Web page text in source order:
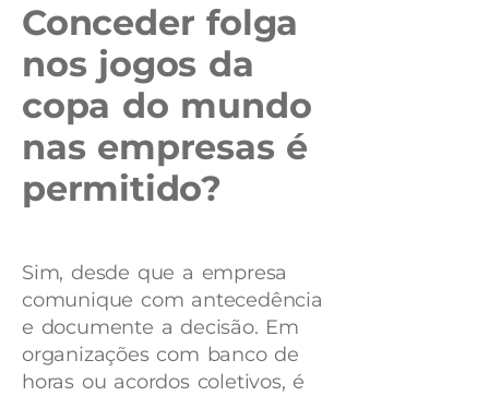
Conceder folga
nos jogos da
copa do mundo
nas empresas é
permitido?
Sim, desde que a empresa
comunique com antecedência
e documente a decisão. Em
organizações com banco de
horas ou acordos coletivos, é